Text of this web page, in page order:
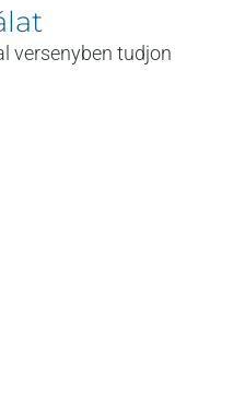
versenyben tudjon